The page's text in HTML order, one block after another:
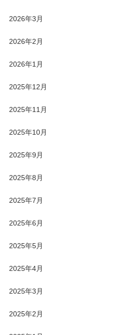
2026年3月
2026年2月
2026年1月
2025年12月
2025年11月
2025年10月
2025年9月
2025年8月
2025年7月
2025年6月
2025年5月
2025年4月
2025年3月
2025年2月